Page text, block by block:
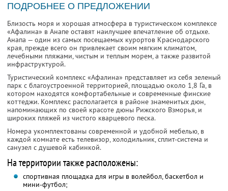
ПОДРОБНЕЕ О ПРЕДЛОЖЕНИИ
Близость моря и хорошая атмосфера в туристическом комплексе
«Афалина» в Анапе оставят наилучшее впечатление об отдыхе.
Анапа — один из самых посещаемых курортов Краснодарского
края, прежде всего он привлекает своим мягким климатом,
лечебными пляжами, чистым и теплым морем, а также развитой
инфраструктурой.
Туристический комплекс «Афалина» представляет из себя зеленый
парк с благоустроенной территорией, площадью около 1,8 Га, в
котором находятся комфортабельные и современные финские
коттеджи. Комплекс располагается в районе знаменитых дюн,
напоминающих по своей красоте дюны Рижского Взморья, и
широких пляжей из чистого кварцевого песка.
Номера укомплектованы современной и удобной мебелью, в
каждой комнате есть телевизор, холодильник, сплит-система и
санузел с душевой кабинкой.
На территории также расположены:
спортивная площадка для игры в волейбол, баскетбол и
мини-футбол;